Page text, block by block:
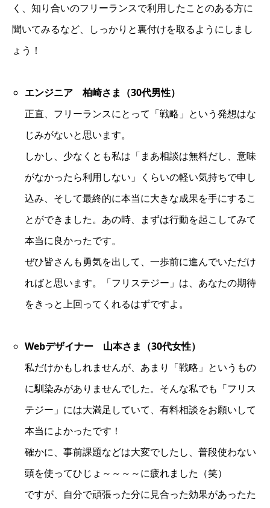
く、知り合いのフリーランスで利用したことのある方に
聞いてみるなど、しっかりと裏付けを取るようにしまし
ょう！
エンジニア 柏崎さま（30代男性）
正直、フリーランスにとって「戦略」という発想はな
じみがないと思います。
しかし、少なくとも私は「まあ相談は無料だし、意味
がなかったら利用しない」くらいの軽い気持ちで申し
込み、そして最終的に本当に大きな成果を手にするこ
とができました。あの時、まずは行動を起こしてみて
本当に良かったです。
ぜひ皆さんも勇気を出して、一歩前に進んでいただけ
ればと思います。「フリステジー」は、あなたの期待
をきっと上回ってくれるはずですよ。
Webデザイナー 山本さま（30代女性）
私だけかもしれませんが、あまり「戦略」というもの
に馴染みがありませんでした。そんな私でも「フリス
テジー」には大満足していて、有料相談をお願いして
本当によかったです！
確かに、事前課題などは大変でしたし、普段使わない
頭を使ってひじょ～～～～に疲れました（笑）
ですが、自分で頑張った分に見合った効果があったた